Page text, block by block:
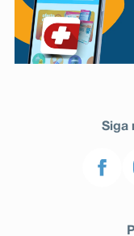
Siga